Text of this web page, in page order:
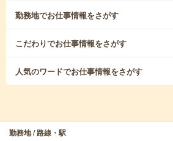
勤務地でお仕事情報をさがす
こだわりでお仕事情報をさがす
人気のワードでお仕事情報をさがす
勤務地 / 路線・駅